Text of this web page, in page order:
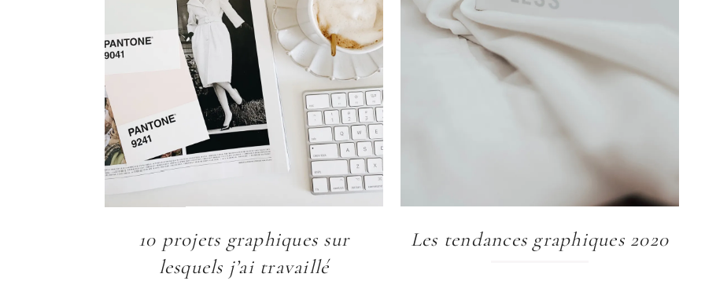
10 projets graphiques sur
lesquels j’ai travaillé
Les tendances graphiques 2020